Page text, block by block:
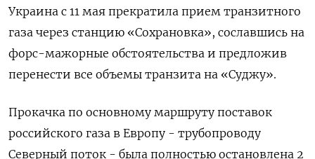
Украина с 11 мая прекратила прием транзитного
газа через станцию «Сохрановка», сославшись на
форс-мажорные обстоятельства и предложив
перенести все объемы транзита на «Суджу».
Прокачка по основному маршруту поставок
российского газа в Европу - трубопроводу
Северный поток - была полностью остановлена 2